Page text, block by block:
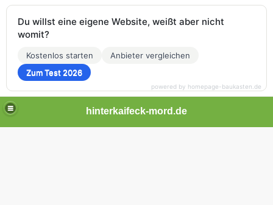
hinterkaifeck-mord.de
Du willst eine eigene Website, weißt aber nicht
womit?
Kostenlos starten
Anbieter vergleichen
Zum Test 2026
powered by homepage-baukasten.de